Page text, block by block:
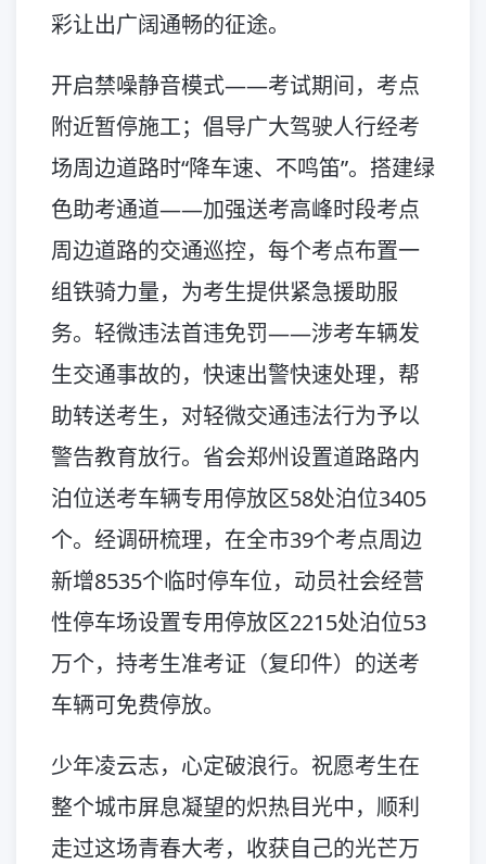
彩让出广阔通畅的征途。
开启禁噪静音模式——考试期间，考点
附近暂停施工；倡导广大驾驶人行经考
场周边道路时“降车速、不鸣笛”。搭建绿
色助考通道——加强送考高峰时段考点
周边道路的交通巡控，每个考点布置一
组铁骑力量，为考生提供紧急援助服
务。轻微违法首违免罚——涉考车辆发
生交通事故的，快速出警快速处理，帮
助转送考生，对轻微交通违法行为予以
警告教育放行。省会郑州设置道路路内
泊位送考车辆专用停放区58处泊位3405
个。经调研梳理，在全市39个考点周边
新增8535个临时停车位，动员社会经营
性停车场设置专用停放区2215处泊位53
万个，持考生准考证（复印件）的送考
车辆可免费停放。
少年凌云志，心定破浪行。祝愿考生在
整个城市屏息凝望的炽热目光中，顺利
走过这场青春大考，收获自己的光芒万